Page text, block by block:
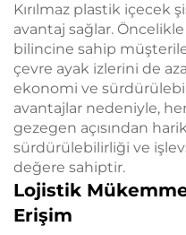
Kırılmaz plastik içecek
avantaj sağlar.
bilincine sahip
çevre ayak izlerini de
ekonomi ve
avantajlar nedeniyle,
gezegen açısından
sürdürülebilirliği ve
değere sahiptir.
Lojistik
Erişim